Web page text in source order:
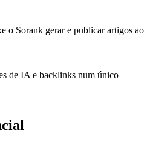
o Sorank gerar e publicar artigos ao
de IA e backlinks num único